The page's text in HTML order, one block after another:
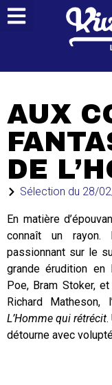
AUX
DE
Sélection du 28/
En matière
connaît un rayon.
passionnant sur le
grande érudition en
Poe, Bram Stoker,
Richard Matheson,
L’Homme qui rétrécit.
détourne avec